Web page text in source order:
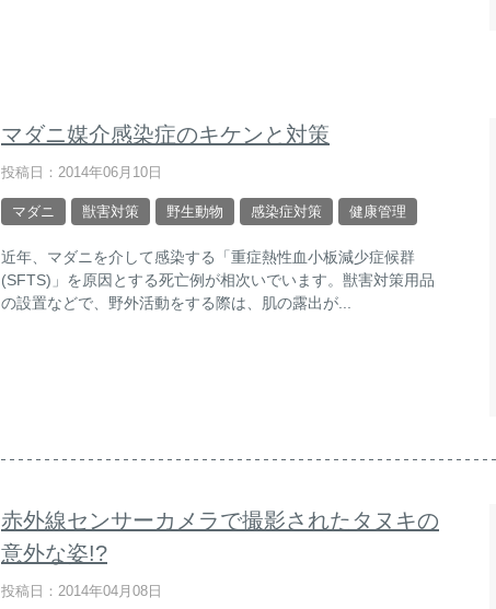
マダニ媒介感染症のキケンと対策
投稿日：2014年06月10日
マダニ 獣害対策 野生動物 感染症対策 健康管理
近年、マダニを介して感染する「重症熱性血小板減少症候群
(SFTS)」を原因とする死亡例が相次いでいます。獣害対策用品
の設置などで、野外活動をする際は、肌の露出が...
赤外線センサーカメラで撮影されたタヌキの
意外な姿!?
投稿日：2014年04月08日